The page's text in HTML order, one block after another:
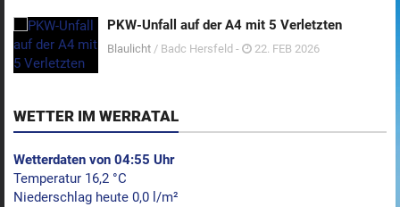
PKW-Unfall auf der A4 mit 5 Verletzten
Blaulicht / Badc Hersfeld - 22. FEB 2026
WETTER IM WERRATAL
Wetterdaten von 04:55 Uhr
Temperatur 16,2 °C
Niederschlag heute 0,0 l/m²